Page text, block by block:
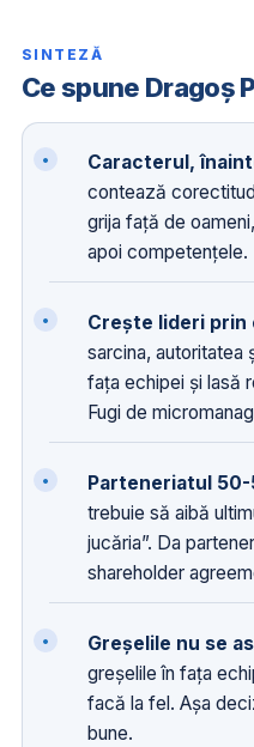
SINTEZĂ
Ce spune Dragoș
Caracterul,
contează
grija față de
apoi competențele.
Crește lideri prin
sarcina, autoritatea
fața echipei și lasă
Fugi de
Parteneriatul
trebuie să aibă
jucăria”. Da
shareholder
Greșelile nu se
greșelile în fața
facă la fel. Așa
bune.